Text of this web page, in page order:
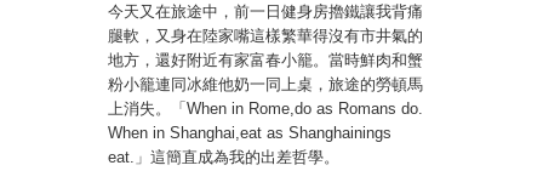
今天又在旅途中，前一日健身房擼鐵讓我背痛
腿軟，又身在陸家嘴這樣繁華得沒有市井氣的
地方，還好附近有家富春小籠。當時鮮肉和蟹
粉小籠連同冰維他奶一同上桌，旅途的勞頓馬
上消失。「When in Rome,do as Romans do.
When in Shanghai,eat as Shanghainings
eat.」這簡直成為我的出差哲學。